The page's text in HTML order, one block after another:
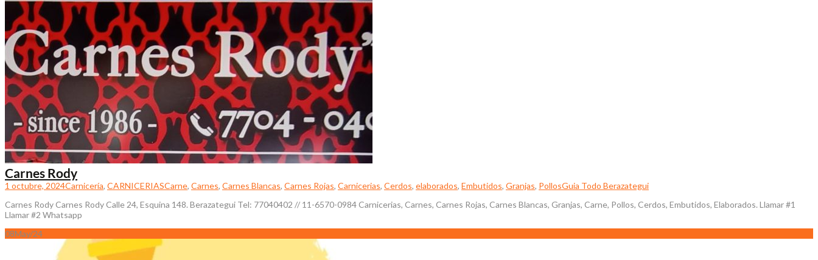
Carnes Rody
1 octubre, 2024Carnicería, CARNICERIASCarne, Carnes, Carnes Blancas, Carnes Rojas, Carnicerias, Cerdos, elaborados, Embutidos, Granjas, PollosGuia Todo Berazategui
Carnes Rody Carnes Rody Calle 24, Esquina 148. Berazategui Tel: 77040402 // 11-6570-0984 Carnicerias, Carnes, Carnes Rojas, Carnes Blancas, Granjas, Carne, Pollos, Cerdos, Embutidos, Elaborados. Llamar #1
Llamar #2 Whatsapp
08May/24